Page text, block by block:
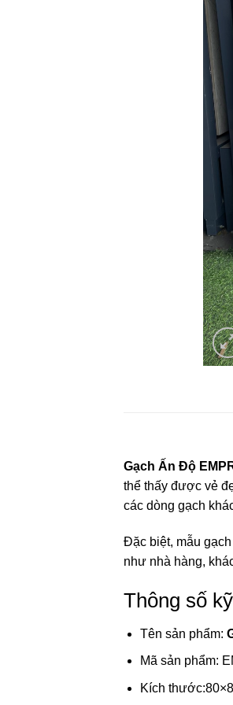
Gạch Ấn Độ
thể thấy được vẻ
các dòng gạch
Đặc biệt, mẫu
như nhà hàng,
Thông số
Tên sản phẩm:
Mã sản phẩm:
Kích